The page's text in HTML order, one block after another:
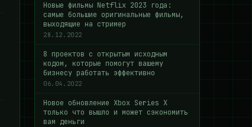
Новые фильмы Netflix 2023 года:
самые большие оригинальные фильмы,
выходящие на стример
28.12.2022
8 проектов с открытым исходным
кодом, которые помогут вашему
бизнесу работать эффективно
06.04.2022
Новое обновление Xbox Series X
только что вышло и может сэкономить
вам деньги